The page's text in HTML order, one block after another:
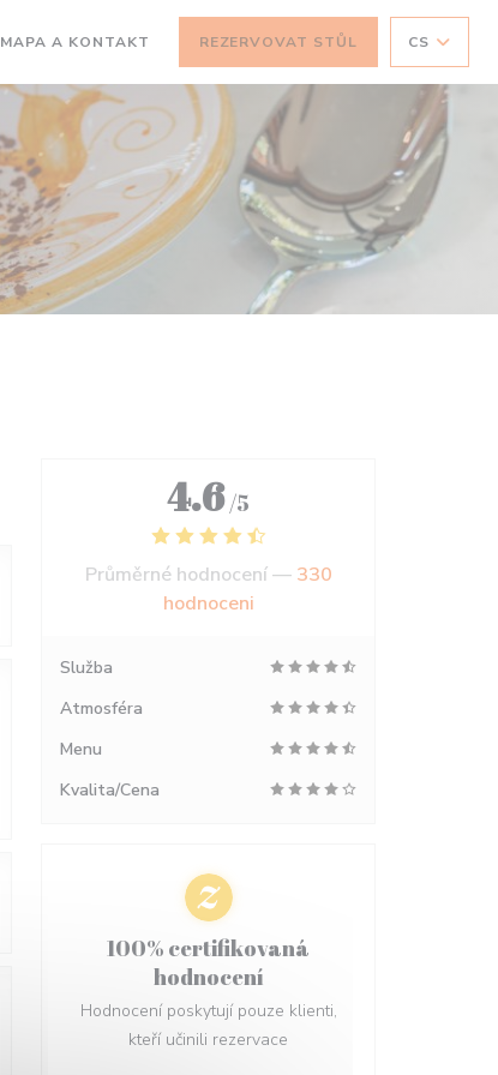
MAPA A KONTAKT REZERVOVAT STŮL CS
4.6 /5
Průměrné hodnocení — 330
hodnoceni
Služba
Atmosféra
Menu
Kvalita/Cena
100% certifikovaná
hodnocení
Hodnocení poskytují pouze klienti,
kteří učinili rezervace